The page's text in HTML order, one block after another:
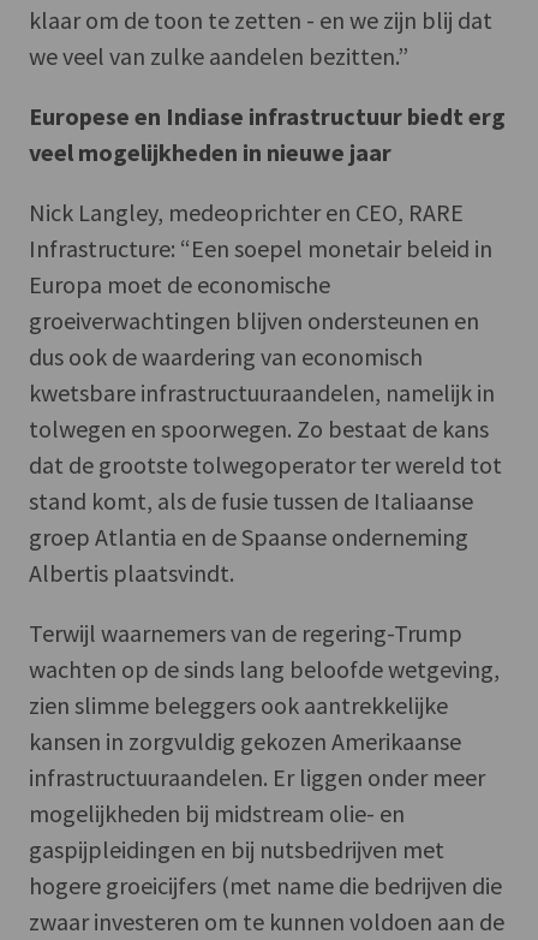
klaar om de toon te zetten - en we zijn blij dat
we veel van zulke aandelen bezitten.”
Europese en Indiase infrastructuur biedt erg
veel mogelijkheden in nieuwe jaar
Nick Langley, medeoprichter en CEO, RARE
Infrastructure: “Een soepel monetair beleid in
Europa moet de economische
groeiverwachtingen blijven ondersteunen en
dus ook de waardering van economisch
kwetsbare infrastructuuraandelen, namelijk in
tolwegen en spoorwegen. Zo bestaat de kans
dat de grootste tolwegoperator ter wereld tot
stand komt, als de fusie tussen de Italiaanse
groep Atlantia en de Spaanse onderneming
Albertis plaatsvindt.
Terwijl waarnemers van de regering-Trump
wachten op de sinds lang beloofde wetgeving,
zien slimme beleggers ook aantrekkelijke
kansen in zorgvuldig gekozen Amerikaanse
infrastructuuraandelen. Er liggen onder meer
mogelijkheden bij midstream olie- en
gaspijpleidingen en bij nutsbedrijven met
hogere groeicijfers (met name die bedrijven die
zwaar investeren om te kunnen voldoen aan de